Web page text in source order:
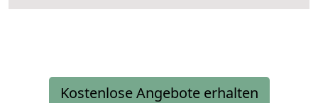
Kostenlose Angebote erhalten